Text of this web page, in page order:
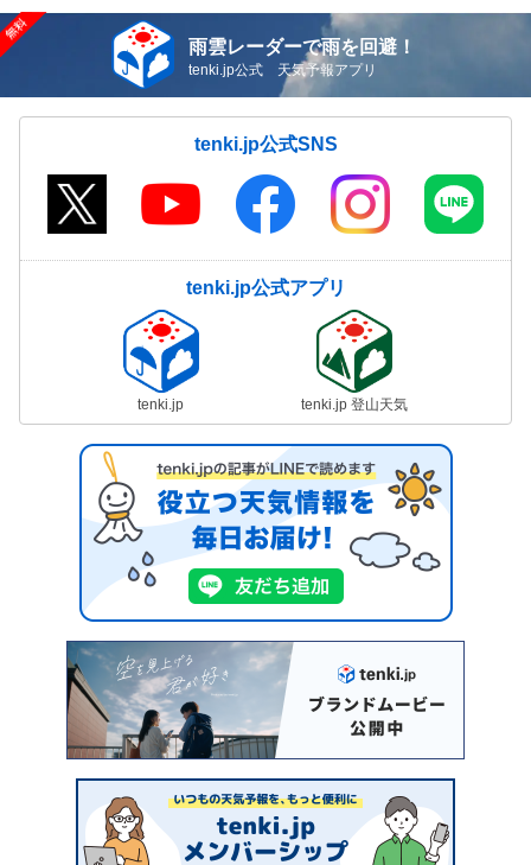
雨雲レーダーで雨を回避！
tenki.jp公式 天気予報アプリ
tenki.jp公式SNS
tenki.jp公式アプリ
tenki.jp tenki.jp 登山天気